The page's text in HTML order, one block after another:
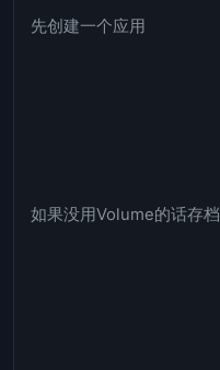
先创建一个应用
如果没用Volume的话存